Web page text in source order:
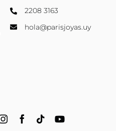
2208 3163
hola@parisjoyas.uy